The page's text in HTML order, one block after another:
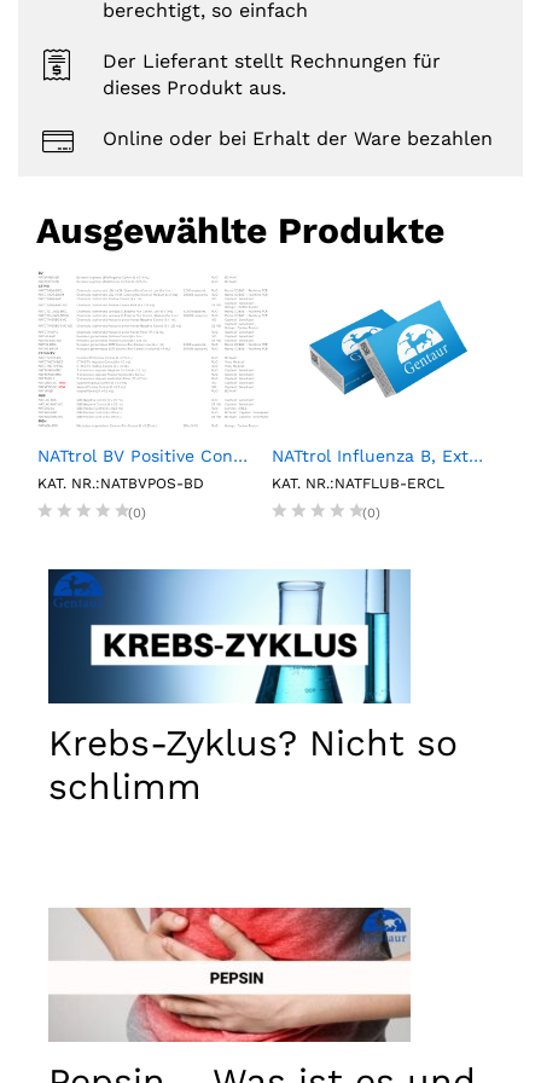
berechtigt, so einfach
Der Lieferant stellt Rechnungen für
dieses Produkt aus.
Online oder bei Erhalt der Ware bezahlen
Ausgewählte Produkte
NATtrol BV Positive Control (6 X 0.15mL)
KAT. NR.:NATBVPOS-BD
(0)
NATtrol Influenza B, External Run Control, Low (6 X 1 mL)
KAT. NR.:NATFLUB-ERCL
(0)
Krebs-Zyklus? Nicht so
schlimm